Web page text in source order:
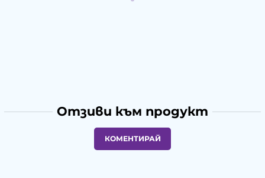
Отзиви към продукт
КОМЕНТИРАЙ